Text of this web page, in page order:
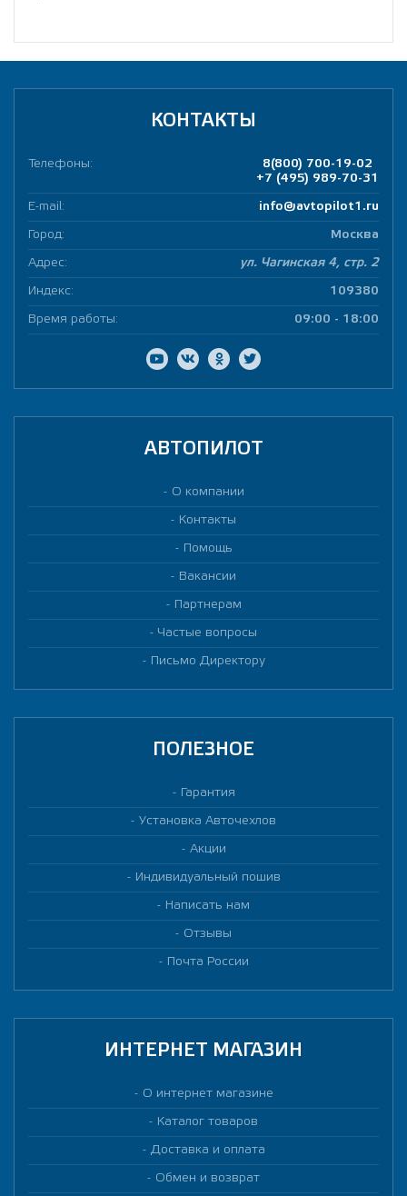
КОНТАКТЫ
Телефоны:
8(800) 700-19-02
+7 (495) 989-70-31
E-mail: info@avtopilot1.ru
Город: Москва
Адрес: ул. Чагинская 4, стр. 2
Индекс: 109380
Время работы: 09:00 - 18:00
АВТОПИЛОТ
О компании
Контакты
Помощь
Вакансии
Партнерам
Частые вопросы
Письмо Директору
ПОЛЕЗНОЕ
Гарантия
Установка Авточехлов
Акции
Индивидуальный пошив
Написать нам
Отзывы
Почта России
ИНТЕРНЕТ МАГАЗИН
О интернет магазине
Каталог товаров
Доставка и оплата
Обмен и возврат